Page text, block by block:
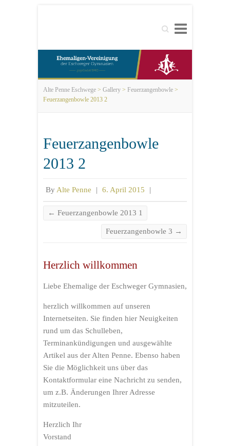
Search
Alte Penne Eschwege > Gallery > Feuerzangenbowle >
Feuerzangenbowle 2013 2
Feuerzangenbowle
2013 2
By Alte Penne | 6. April 2015 |
← Feuerzangenbowle 2013 1
Feuerzangenbowle 3 →
Herzlich willkommen
Liebe Ehemalige der Eschweger Gymnasien,
herzlich willkommen auf unseren
Internetseiten. Sie finden hier Neuigkeiten
rund um das Schulleben,
Terminankündigungen und ausgewählte
Artikel aus der Alten Penne. Ebenso haben
Sie die Möglichkeit uns über das
Kontaktformular eine Nachricht zu senden,
um z.B. Änderungen Ihrer Adresse
mitzuteilen.
Herzlich Ihr
Vorstand